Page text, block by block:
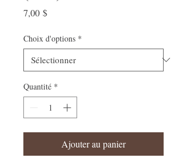
7,00 $Prix
Choix d'options *
Quantité *
Ajouter au panier